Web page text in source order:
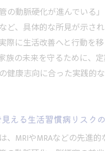
の動脈硬化が進んでいる
ど、具体的な所見が示さ
際に生活改善へと行動を
族の未来を守るために、
健康志向に合った実践的
える生活習慣病リスク
、MRIやMRAなどの先進